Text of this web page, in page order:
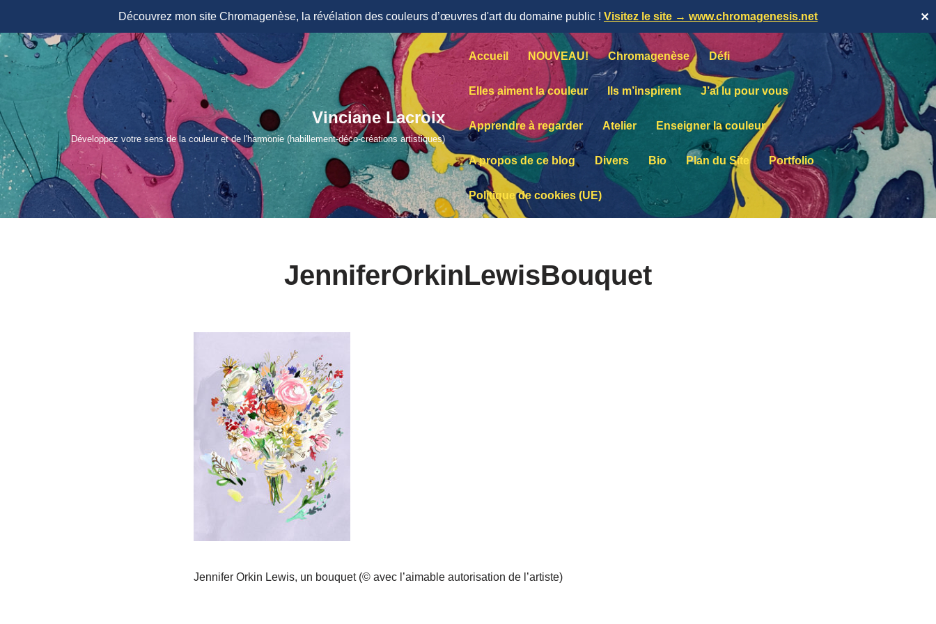
Découvrez mon site Chromagenèse, la révélation des couleurs d’œuvres d'art du domaine public ! Visitez le site → www.chromagenesis.net ✕
Aller
contenu
Vinciane Lacroix
Développez votre sens de la couleur et de l'harmonie (habillement-déco-créations artistiques)
Accueil NOUVEAU! Chromagenèse Défi
Elles aiment la couleur Ils m’inspirent J’ai lu pour vous
Apprendre à regarder Atelier Enseigner la couleur
A propos de ce blog Divers Bio Plan du Site Portfolio
Politique de cookies (UE)
JenniferOrkinLewisBouquet
Jennifer Orkin Lewis, un bouquet (© avec l’aimable autorisation de l’artiste)